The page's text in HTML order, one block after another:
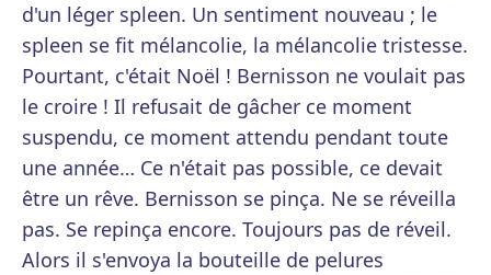
d'un léger spleen. Un sentiment nouveau ; le
spleen se fit mélancolie, la mélancolie tristesse.
Pourtant, c'était Noël ! Bernisson ne voulait pas
le croire ! Il refusait de gâcher ce moment
suspendu, ce moment attendu pendant toute
une année… Ce n'était pas possible, ce devait
être un rêve. Bernisson se pinça. Ne se réveilla
pas. Se repinça encore. Toujours pas de réveil.
Alors il s'envoya la bouteille de pelures